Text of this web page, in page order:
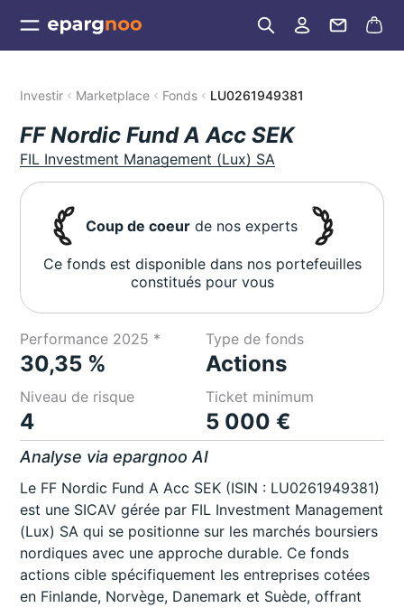
Investir Marketplace Fonds LU0261949381
FF Nordic Fund A Acc SEK
FIL Investment Management (Lux) SA
Coup de coeur de nos experts
Ce fonds est disponible dans nos portefeuilles
constitués pour vous
Performance 2025 *
30,35 %
Type de fonds
Actions
Niveau de risque
4
Ticket minimum
5 000 €
Analyse via epargnoo AI
Le FF Nordic Fund A Acc SEK (ISIN : LU0261949381)
est une SICAV gérée par FIL Investment Management
(Lux) SA qui se positionne sur les marchés boursiers
nordiques avec une approche durable. Ce fonds
actions cible spécifiquement les entreprises cotées
en Finlande, Norvège, Danemark et Suède, offrant